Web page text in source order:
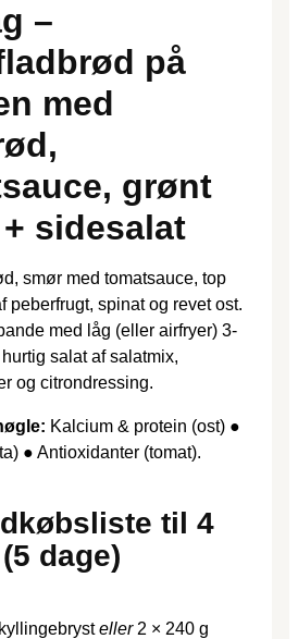
–
på
med
grønt
sidesalat
smør med tomatsauce, top
peberfrugt, spinat og revet ost.
med låg (eller airfryer) 3-
salat af salatmix,
og citrondressing.
Kalcium & protein (ost) ●
● Antioxidanter (tomat).
til 4
dage)
eller2 × 240 g